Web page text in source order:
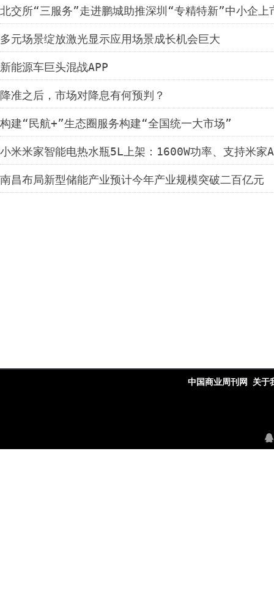
北交所“三服务”走进鹏城助推深圳“专精特新”中小企上
多元场景绽放激光显示应用场景成长机会巨大
新能源车巨头混战APP
降准之后，市场对降息有何预判？
构建“民航+”生态圈服务构建“全国统一大市场”
小米米家智能电热水瓶5L上架：1600W功率、支持米家
南昌布局新型储能产业预计今年产业规模突破二百亿元
中国商业周刊网 关于